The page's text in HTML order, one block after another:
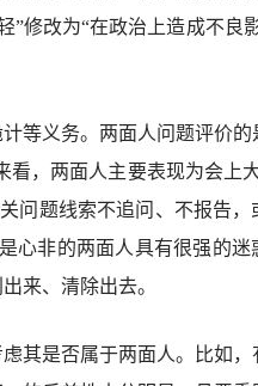
”修改为“在政治上造成不良
等义务。两面人问题评价的
，两面人主要表现为会上
问题线索不追问、不报告，
心非的两面人具有很强的迷
来、清除出去。
其是否属于两面人。比如，